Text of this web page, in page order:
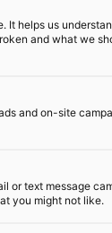
on
It helps us
and what we
and on-site
or text message
you might not like.